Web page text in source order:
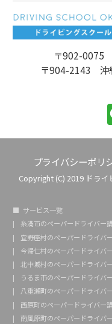
〒902-0075
〒904-2143 沖
プライバシーポリ
Copyright (C) 2019 ドラ
サービス一覧
糸満市のペーパードライバー
宜野座村のペーパードライバ
今帰仁村のペーパードライバ
北中城村のペーパードライバ
うるま市のペーパードライバ
八重瀬町のペーパードライバ
西原町のペーパードライバー
南風原町のペーパードライバ